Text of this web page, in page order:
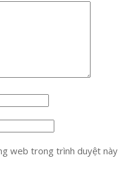
web trong trình duyệt này